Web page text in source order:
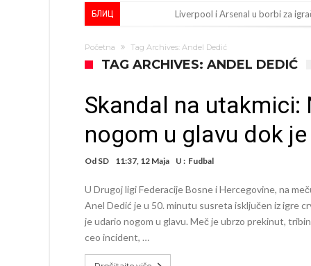
БЛИЦ Liverpool i Arsenal u borbi za
Engleski reprezentativac
Ko je uvjerio Rodrija da izabere
Ulazim na stadion da raznesem
Đani Infantino uzvraća udarac,
Samo dva fudbalska velikana
Прijelom u transferu Romera?
Početna Tag Archives: Andel Dedić
TAG ARCHIVES: ANDEL DEDIĆ
Skandal na
nogom u glavu dok
Od SD 11:37, 12 Maja U : Fudbal
U Drugoj ligi Federacije Bosne i Hercegovine, na
Anel Dedić je u 50. minutu susreta isključen iz igre
je udario nogom u glavu. Meč je ubrzo prekinut,
ceo incident, …